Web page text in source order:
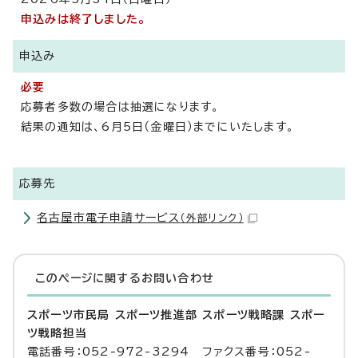
申込みは終了しました。
申込み
必要
応募者多数の場合は抽選になります。
結果の通知は、6月5日（金曜日）までにいたします。
応募先
名古屋市電子申請サービス （外部リンク）
このページに関する お問い合わせ
スポーツ市民局 スポーツ推進部 スポーツ戦略課 スポー
ツ戦略担当
電話番号：052-972-3294 ファクス番号：052-